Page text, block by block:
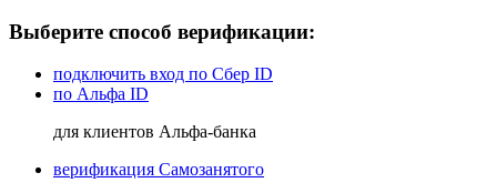
Выберите способ верификации:
подключить вход по Сбер ID
по Альфа ID
для клиентов Альфа-банка
верификация Самозанятого